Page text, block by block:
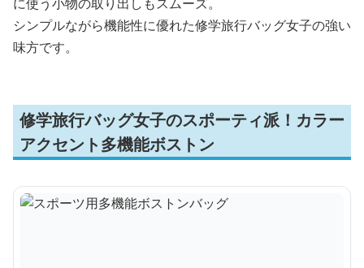
シンプルながら機能性に優れた修学旅行バッグ女子の強い
味方です。
修学旅行バッグ女子のスポーティ派！カラー
アクセント多機能ボストン